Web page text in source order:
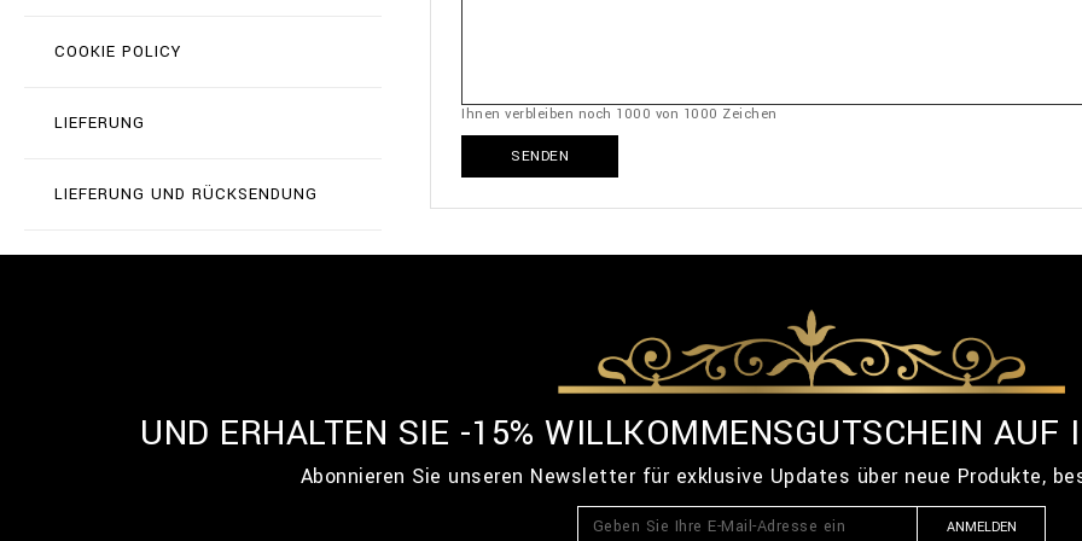
COOKIE POLICY
LIEFERUNG
LIEFERUNG UND RÜCKSENDUNG
Ihnen verbleiben noch 1000 von 1000 Zeichen
SENDEN
UND ERHALTEN SIE -15% WILLKOMMENSGUTSCHEIN AUF
Abonnieren Sie unseren Newsletter für exklusive Updates über neue Produkte,
ANMELDEN